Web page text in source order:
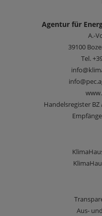
Agentur für
A.-
39100
Tel.
Handelsregister BZ
Aus-